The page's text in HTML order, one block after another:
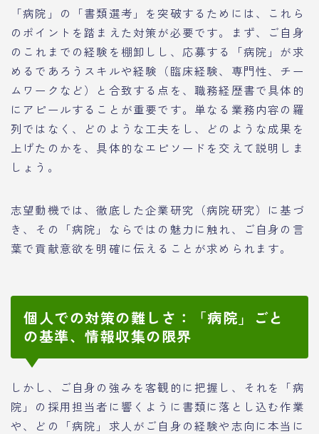
「病院」の「書類選考」を突破するためには、これら
のポイントを踏まえた対策が必要です。まず、ご自身
のこれまでの経験を棚卸しし、応募する「病院」が求
めるであろうスキルや経験（臨床経験、専門性、チー
ムワークなど）と合致する点を、職務経歴書で具体的
にアピールすることが重要です。単なる業務内容の羅
列ではなく、どのような工夫をし、どのような成果を
上げたのかを、具体的なエピソードを交えて説明しま
しょう。
志望動機では、徹底した企業研究（病院研究）に基づ
き、その「病院」ならではの魅力に触れ、ご自身の言
葉で貢献意欲を明確に伝えることが求められます。
個人での対策の難しさ：「病院」ごと
の基準、情報収集の限界
しかし、ご自身の強みを客観的に把握し、それを「病
院」の採用担当者に響くように書類に落とし込む作業
や、どの「病院」求人がご自身の経験や志向に本当に